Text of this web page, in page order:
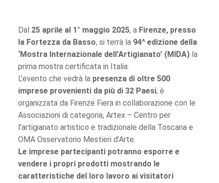
Dal 25 aprile al 1° maggio 2025, aFirenze, presso
la Fortezza da Basso, si terrà la94^ edizione della
‘Mostra Internazionale dell’Artigianato’ (MIDA)la
prima mostra certificata in Italia.
L’evento che vedrà lapresenza di oltre 500
imprese provenienti da più di 32 Paesi, è
organizzata da Firenze Fiera in collaborazione con le
Associazioni di categoria, Artex – Centro per
l’artigianato artistico e tradizionale della Toscana e
OMA Osservatorio Mestieri d’Arte.
Le imprese partecipanti potranno esporre e
vendere i propri prodotti mostrando le
caratteristiche del loro lavoro ai visitatori